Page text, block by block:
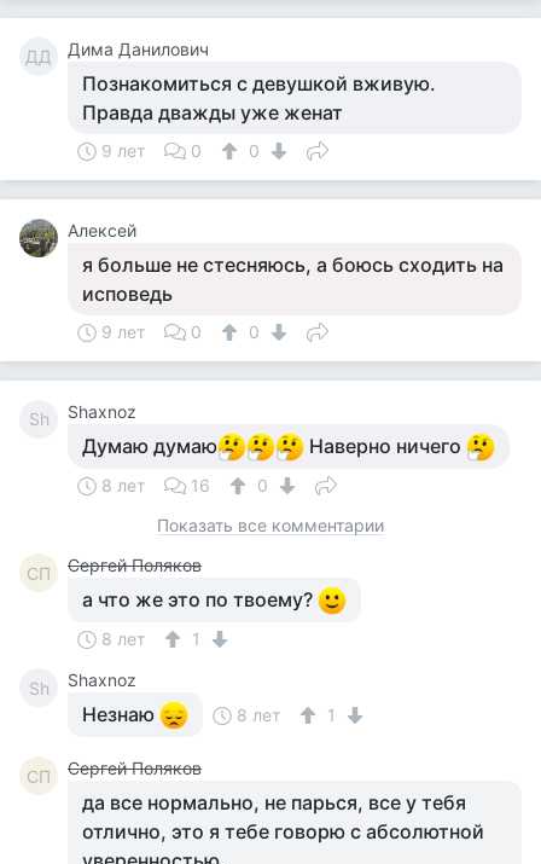
ДД Дима Данилович
Познакомиться с девушкой вживую.
Правда дважды уже женат
9 лет 0 0
Алексей
я больше не стесняюсь, а боюсь сходить на
исповедь
9 лет 0 0
Sh Shaxnoz
Думаю думаю Наверно ничего
8 лет 16
0
Показать все комментарии
СП Сергей Поляков
а что же это по твоему?
8 лет 1
Sh Shaxnoz
Незнаю 8 лет 1
СП Сергей Поляков
да все нормально, не парься, все у тебя
отлично, это я тебе говорю с абсолютной